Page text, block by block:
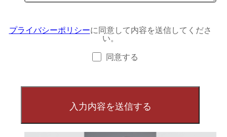
プライバシーポリシーに同意して内容を送信してくださ
い。
同意する